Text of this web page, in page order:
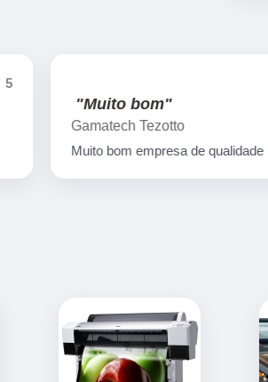
"Muito bom"
Gamatech Tezotto
Muito bom empresa de qualidade